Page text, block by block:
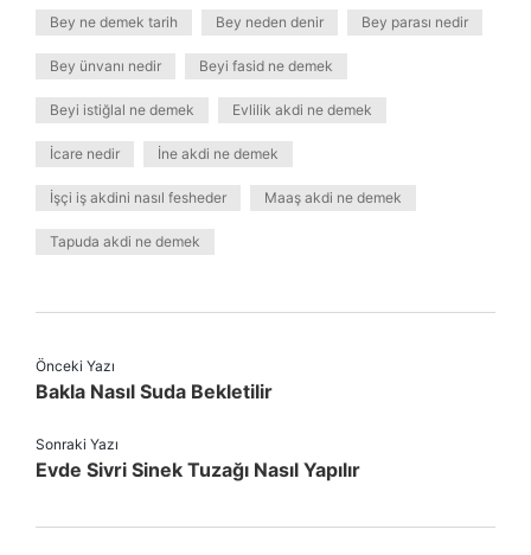
Bey ne demek tarih Bey neden denir Bey parası nedir
Bey ünvanı nedir Beyi fasid ne demek
Beyi istiğlal ne demek Evlilik akdi ne demek
İcare nedir İne akdi ne demek
İşçi iş akdini nasıl fesheder Maaş akdi ne demek
Tapuda akdi ne demek
Önceki Yazı
Bakla Nasıl Suda Bekletilir
Sonraki Yazı
Evde Sivri Sinek Tuzağı Nasıl Yapılır